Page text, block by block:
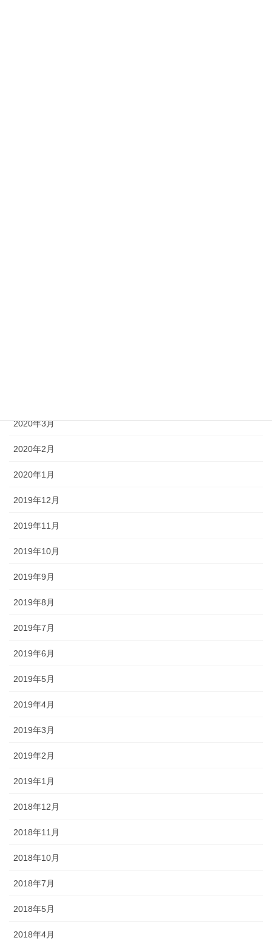
2020年3月
2020年2月
2020年1月
2019年12月
2019年11月
2019年10月
2019年9月
2019年8月
2019年7月
2019年6月
2019年5月
2019年4月
2019年3月
2019年2月
2019年1月
2018年12月
2018年11月
2018年10月
2018年7月
2018年5月
2018年4月